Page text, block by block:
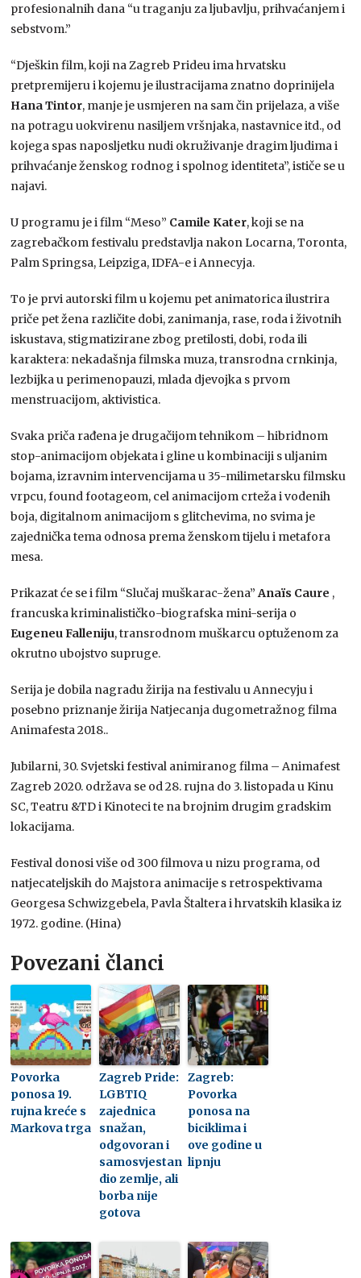
profesionalnih dana “u traganju za ljubavlju, prihvaćanjem i
sebstvom.”
“Dješkin film, koji na Zagreb Prideu ima hrvatsku
pretpremijeru i kojemu je ilustracijama znatno doprinijela
Hana Tintor, manje je usmjeren na sam čin prijelaza, a više
na potragu uokvirenu nasiljem vršnjaka, nastavnice itd., od
kojega spas naposljetku nudi okruživanje dragim ljudima i
prihvaćanje ženskog rodnog i spolnog identiteta”, ističe se u
najavi.
U programu je i film “Meso” Camile Kater, koji se na
zagrebačkom festivalu predstavlja nakon Locarna, Toronta,
Palm Springsa, Leipziga, IDFA-e i Annecyja.
To je prvi autorski film u kojemu pet animatorica ilustrira
priče pet žena različite dobi, zanimanja, rase, roda i životnih
iskustava, stigmatizirane zbog pretilosti, dobi, roda ili
karaktera: nekadašnja filmska muza, transrodna crnkinja,
lezbijka u perimenopauzi, mlada djevojka s prvom
menstruacijom, aktivistica.
Svaka priča rađena je drugačijom tehnikom – hibridnom
stop-animacijom objekata i gline u kombinaciji s uljanim
bojama, izravnim intervencijama u 35-milimetarsku filmsku
vrpcu, found footageom, cel animacijom crteža i vodenih
boja, digitalnom animacijom s glitchevima, no svima je
zajednička tema odnosa prema ženskom tijelu i metafora
mesa.
Prikazat će se i film “Slučaj muškarac-žena”Anaïs Caure ,
francuska kriminalističko-biografska mini-serija o
Eugeneu Falleniju, transrodnom muškarcu optuženom za
okrutno ubojstvo supruge.
Serija je dobila nagradu žirija na festivalu u Annecyju i
posebno priznanje žirija Natjecanja dugometražnog filma
Animafesta 2018..
Jubilarni, 30. Svjetski festival animiranog filma – Animafest
Zagreb 2020. održava se od 28. rujna do 3. listopada u Kinu
SC, Teatru &TD i Kinoteci te na brojnim drugim gradskim
lokacijama.
Festival donosi više od 300 filmova u nizu programa, od
natjecateljskih do Majstora animacije s retrospektivama
Georgesa Schwizgebela, Pavla Štaltera i hrvatskih klasika iz
1972. godine. (Hina)
Povezani članci
Povorka
ponosa 19.
rujna kreće s
Markova trga
Zagreb Pride:
LGBTIQ
zajednica
snažan,
odgovoran i
samosvjestan
dio zemlje, ali
borba nije
gotova
Zagreb:
Povorka
ponosa na
biciklima i
ove godine u
lipnju